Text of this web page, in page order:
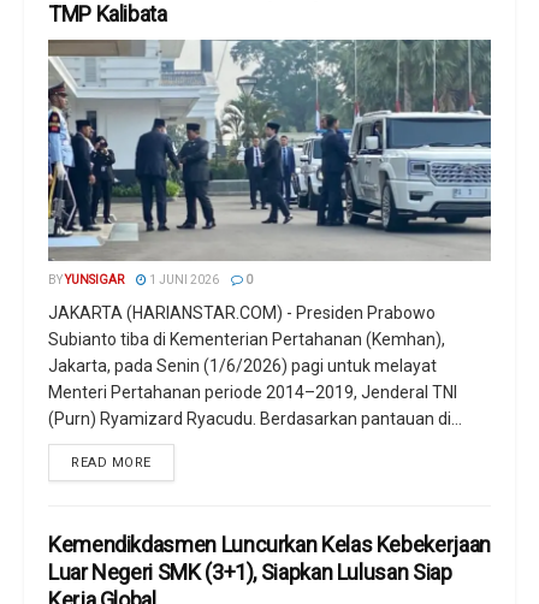
TMP Kalibata
BYYUNSIGAR 1 JUNI 2026 0
JAKARTA (HARIANSTAR.COM) - Presiden Prabowo
Subianto tiba di Kementerian Pertahanan (Kemhan),
Jakarta, pada Senin (1/6/2026) pagi untuk melayat
Menteri Pertahanan periode 2014–2019, Jenderal TNI
(Purn) Ryamizard Ryacudu. Berdasarkan pantauan di...
READ MORE
Kemendikdasmen Luncurkan Kelas Kebekerjaan
Luar Negeri SMK (3+1), Siapkan Lulusan Siap